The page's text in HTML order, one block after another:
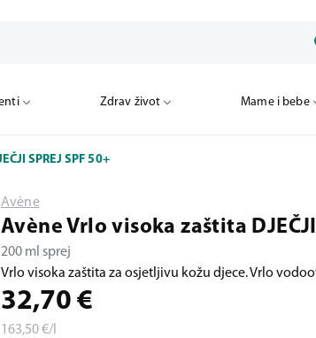
Zdrav život Mame i bebe
SPREJ SPF 50+
Avène
Avène Vrlo visoka zaštita DJEČJI
200 ml sprej
Vrlo visoka zaštita za osjetljivu kožu djece. Vrlo
32,70 €
163,50€/l